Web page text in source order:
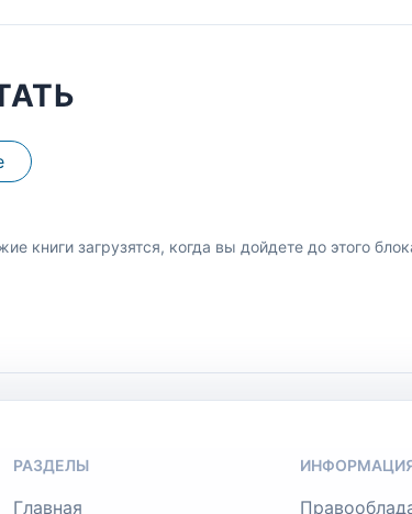
книги загрузятся, когда вы дойдете до этого
РАЗДЕЛЫ
Главная